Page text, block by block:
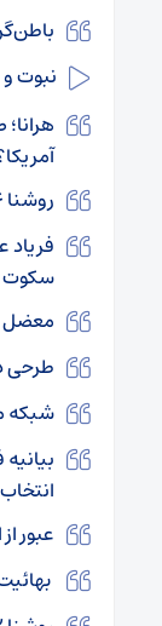
نبوت
روشنا ۹۶
سکوت
معضل
طرحی
شبکه
عبور